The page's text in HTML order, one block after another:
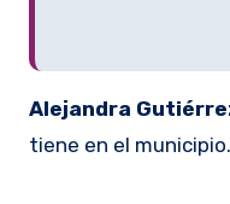
Alejandra
tiene en el municipio.